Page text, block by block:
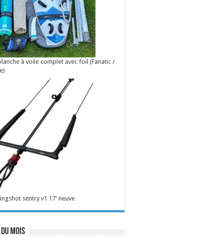
à voile complet avec foil (Fanatic /
sentry v1 17' neuve
mois